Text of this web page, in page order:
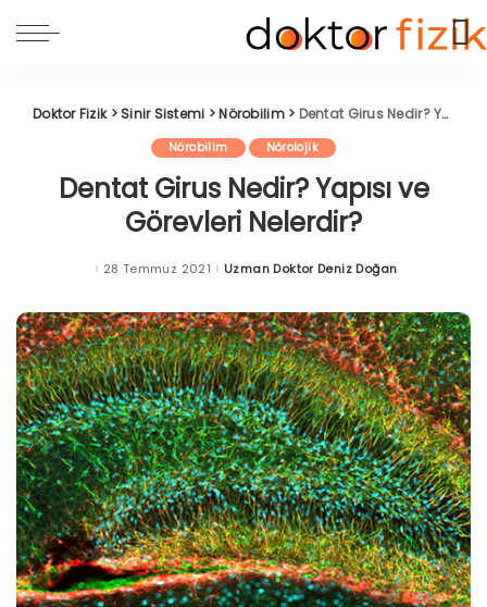
Doktor Fizik>Sinir Sistemi >Nörobilim> Dentat Girus Nedir? Yapısı ve Görevleri Nelerdir?
Nörobilim Nörolojik
Dentat Girus Nedir? Yapısı ve
Görevleri Nelerdir?
28 Temmuz 2021 Posted
Uzman Doktor Deniz Doğan